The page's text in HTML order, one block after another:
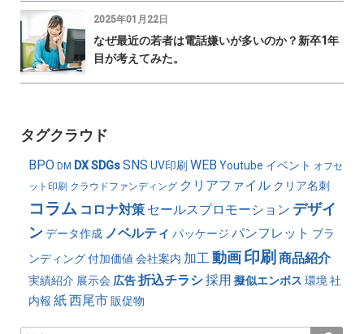
2025年01月22日
なぜ最近の若者は電話嫌いが多いのか？新卒1年
目が考えてみた。
タグクラウド
BPO DM DXSDGsSNS UV印刷 WEB Youtube イベント オフセ
ット印刷 クラウドファンディング クリアファイル クリア名刺
コラム コロナ対策 セールスプロモーション デザイ
ンデータ作成 ノベルティ パッケージ パンフレット ブラ
ンディング付加価値 会社案内 加工動画印刷 商品紹介
実績紹介 展示会 広告折込チラシ採用 擬似エンボス 環境社
内報 紙西尾市販促物